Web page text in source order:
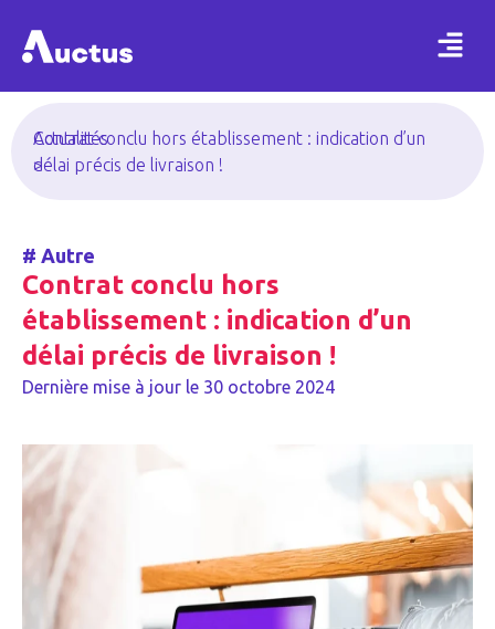
Actualités
>
Contrat conclu hors établissement : indication d’un
délai précis de livraison !
# Autre
Contrat conclu hors
établissement : indication d’un
délai précis de livraison !
Dernière mise à jour le 30 octobre 2024